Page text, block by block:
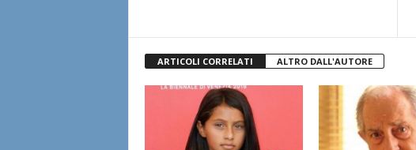
ARTICOLI CORRELATI ALTRO DALL'AUTORE